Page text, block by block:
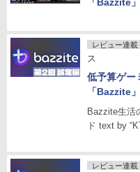
レビュー連載
ス
低予算ゲー
「Bazzite
Bazzite生活
ド text by
レビュー連載